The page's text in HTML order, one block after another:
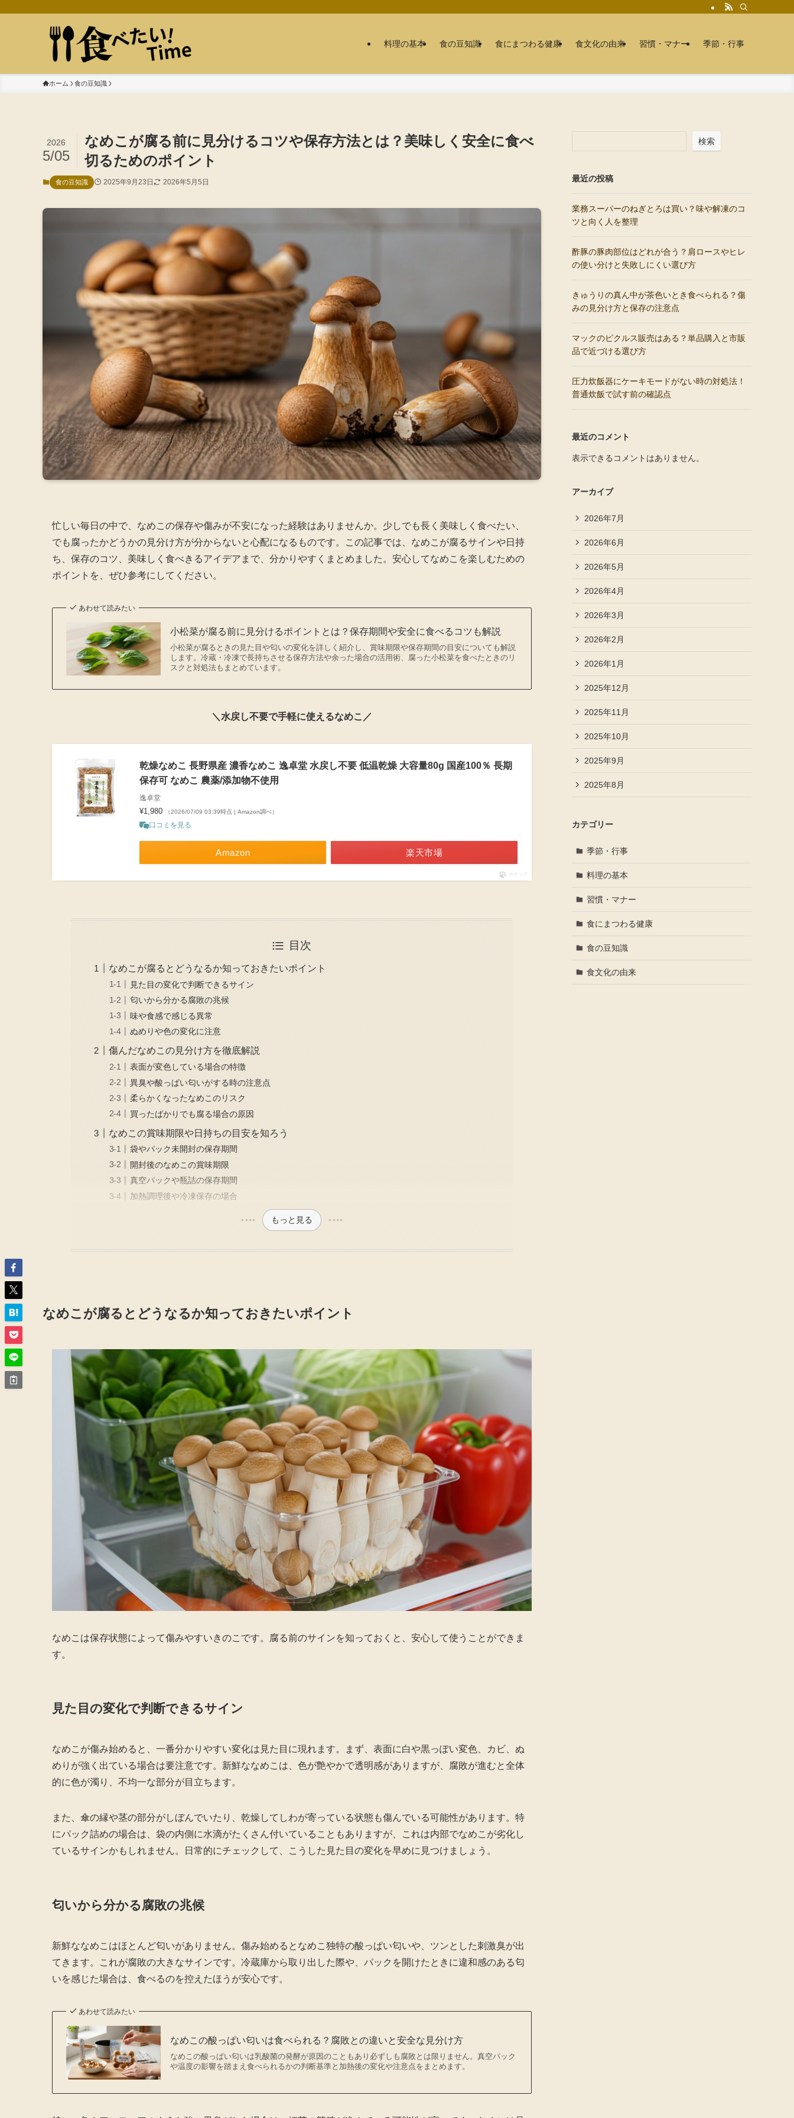
料理の基本 食の豆知識 食にまつわる健康 食文化の由来 習慣・マナー 季節・行事
ホーム 食の豆知識
なめこが腐る前に見分けるコツや保存方法とは？美味しく安全に食べ
切るためのポイント
2026
5/05
食の豆知識 2025年9月23日 2026年5月5日
忙しい毎日の中で、なめこの保存や傷みが不安になった経験はありませんか。少しでも長く美味しく食べたい、
でも腐ったかどうかの見分け方が分からないと心配になるものです。この記事では、なめこが腐るサインや日持
ち、保存のコツ、美味しく食べきるアイデアまで、分かりやすくまとめました。安心してなめこを楽しむための
ポイントを、ぜひ参考にしてください。
あわせて読みたい
小松菜が腐る前に見分けるポイントとは？保存期間や安全に食べるコツも解説
小松菜が腐るときの見た目や匂いの変化を詳しく紹介し、賞味期限や保存期間の目安についても解説
します。冷蔵・冷凍で長持ちさせる保存方法や余った場合の活用術、腐った小松菜を食べたときのリ
スクと対処法もまとめています。
＼水戻し不要で手軽に使えるなめこ／
乾燥なめこ 長野県産 濃香なめこ 逸卓堂 水戻し不要 低温乾燥 大容量80g 国産100％ 長期
保存可 なめこ 農薬/添加物不使用
逸卓堂
¥1,980 （2026/07/09 03:39時点 | Amazon調べ）
口コミを見る
Amazon 楽天市場
ポチップ
目次
なめこが腐るとどうなるか知っておきたいポイント
見た目の変化で判断できるサイン
匂いから分かる腐敗の兆候
味や食感で感じる異常
ぬめりや色の変化に注意
傷んだなめこの見分け方を徹底解説
表面が変色している場合の特徴
異臭や酸っぱい匂いがする時の注意点
柔らかくなったなめこのリスク
買ったばかりでも腐る場合の原因
なめこの賞味期限や日持ちの目安を知ろう
袋やパック未開封の保存期間
開封後のなめこの賞味期限
真空パックや瓶詰の保存期間
加熱調理後や冷凍保存の場合
もっと見る
なめこが腐るとどうなるか知っておきたいポイント
なめこは保存状態によって傷みやすいきのこです。腐る前のサインを知っておくと、安心して使うことができま
す。
見た目の変化で判断できるサイン
なめこが傷み始めると、一番分かりやすい変化は見た目に現れます。まず、表面に白や黒っぽい変色、カビ、ぬ
めりが強く出ている場合は要注意です。新鮮ななめこは、色が艶やかで透明感がありますが、腐敗が進むと全体
的に色が濁り、不均一な部分が目立ちます。
また、傘の縁や茎の部分がしぼんでいたり、乾燥してしわが寄っている状態も傷んでいる可能性があります。特
にパック詰めの場合は、袋の内側に水滴がたくさん付いていることもありますが、これは内部でなめこが劣化し
ているサインかもしれません。日常的にチェックして、こうした見た目の変化を早めに見つけましょう。
匂いから分かる腐敗の兆候
新鮮ななめこはほとんど匂いがありません。傷み始めるとなめこ独特の酸っぱい匂いや、ツンとした刺激臭が出
てきます。これが腐敗の大きなサインです。冷蔵庫から取り出した際や、パックを開けたときに違和感のある匂
いを感じた場合は、食べるのを控えたほうが安心です。
あわせて読みたい
なめこの酸っぱい匂いは食べられる？腐敗との違いと安全な見分け方
なめこの酸っぱい匂いは乳酸菌の発酵が原因のこともあり必ずしも腐敗とは限りません。真空パック
や温度の影響を踏まえ食べられるかの判断基準と加熱後の変化や注意点をまとめます。
検索
最近の投稿
業務スーパーのねぎとろは買い？味や解凍のコ
ツと向く人を整理
酢豚の豚肉部位はどれが合う？肩ロースやヒレ
の使い分けと失敗しにくい選び方
きゅうりの真ん中が茶色いとき食べられる？傷
みの見分け方と保存の注意点
マックのピクルス販売はある？単品購入と市販
品で近づける選び方
圧力炊飯器にケーキモードがない時の対処法！
普通炊飯で試す前の確認点
最近のコメント
表示できるコメントはありません。
アーカイブ
2026年7月
2026年6月
2026年5月
2026年4月
2026年3月
2026年2月
2026年1月
2025年12月
2025年11月
2025年10月
2025年9月
2025年8月
カテゴリー
季節・行事
料理の基本
習慣・マナー
食にまつわる健康
食の豆知識
食文化の由来